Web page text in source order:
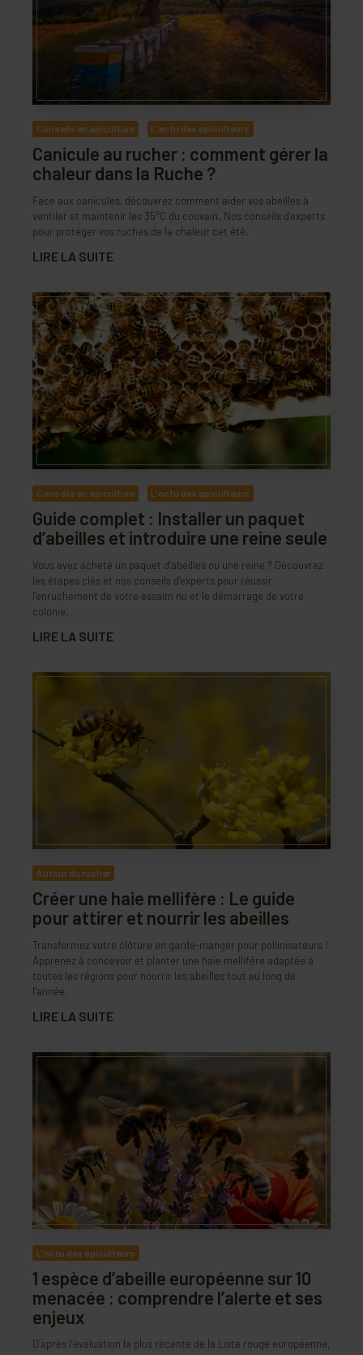
Conseils en apiculture L'actu des apiculteurs
Canicule au rucher : comment gérer la
chaleur dans la Ruche ?
Face aux canicules, découvrez comment aider vos abeilles à
ventiler et maintenir les 35°C du couvain. Nos conseils d'experts
pour protéger vos ruches de la chaleur cet été.
LIRE LA SUITE
Conseils en apiculture L'actu des apiculteurs
Guide complet : Installer un paquet
d’abeilles et introduire une reine seule
Vous avez acheté un paquet d'abeilles ou une reine ? Découvrez
les étapes clés et nos conseils d'experts pour réussir
l'enruchement de votre essaim nu et le démarrage de votre
colonie.
LIRE LA SUITE
Autour du rucher
Créer une haie mellifère : Le guide
pour attirer et nourrir les abeilles
Transformez votre clôture en garde-manger pour pollinisateurs !
Apprenez à concevoir et planter une haie mellifère adaptée à
toutes les régions pour nourrir les abeilles tout au long de
l'année.
LIRE LA SUITE
L'actu des apiculteurs
1 espèce d’abeille européenne sur 10
menacée : comprendre l’alerte et ses
enjeux
D’après l’évaluation la plus récente de la Liste rouge européenne,